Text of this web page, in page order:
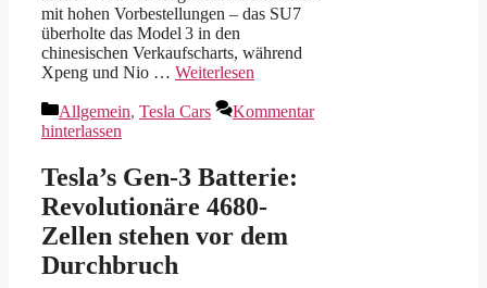
mit hohen Vorbestellungen – das SU7
überholte das Model 3 in den
chinesischen Verkaufscharts, während
Xpeng und Nio … Weiterlesen
Kategorien
Allgemein, Tesla Cars
Kommentar
hinterlassen
Tesla’s Gen-3 Batterie:
Revolutionäre 4680-
Zellen stehen vor dem
Durchbruch